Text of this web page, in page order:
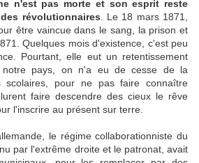
n'est pas morte et son esprit reste
révolutionnaires . Le 18 mars 1871,
être vaincue dans le sang, la prison et
Quelques mois d'existence, c'est peu
Pourtant, elle eut un retentissement
notre pays, on n'a eu de cesse de la
scolaires, pour ne pas faire connaître
faire descendre des cieux le rêve
l'inscrire au présent sur terre.
le régime collaborationniste du
par l'extrême droite et le patronat, avait